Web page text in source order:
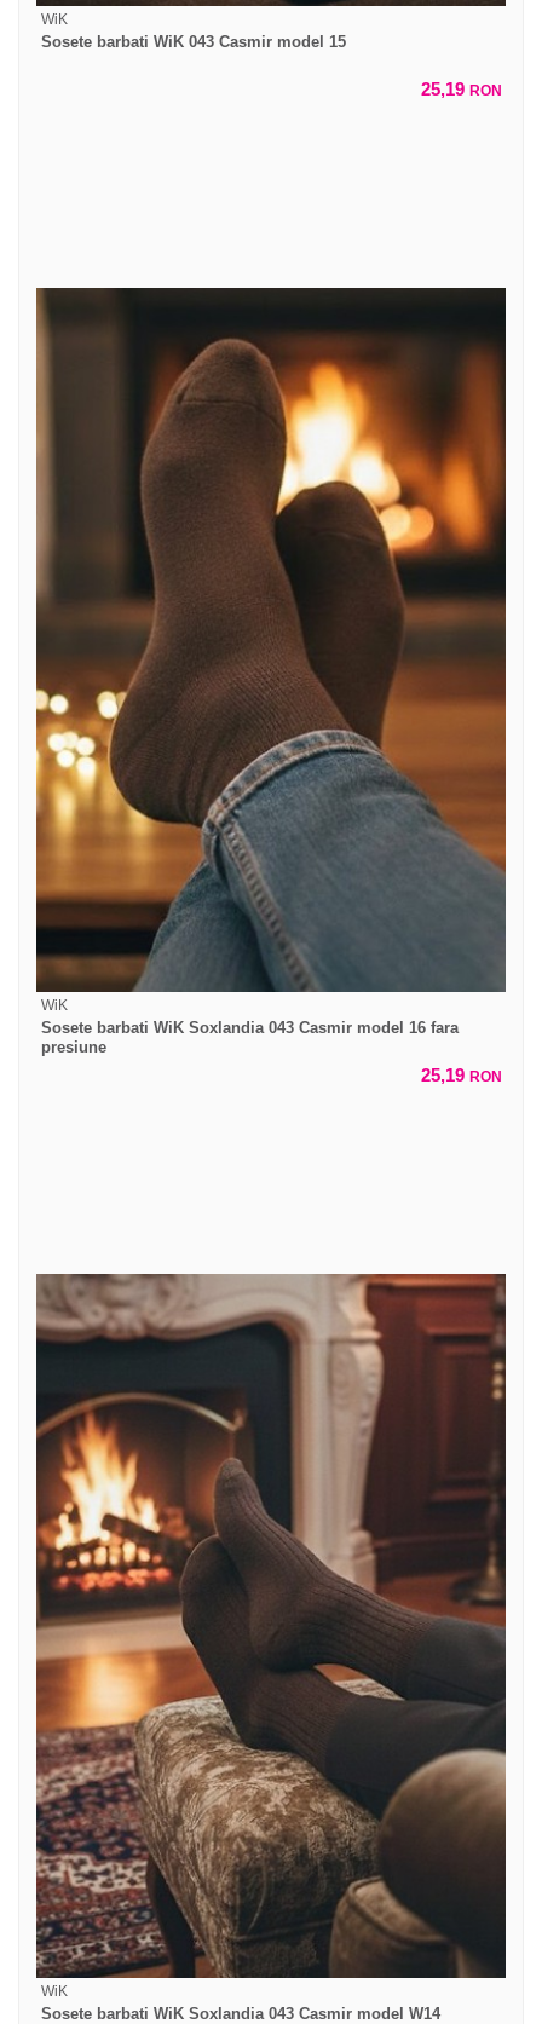
WiK
Sosete barbati WiK 043 Casmir model 15
25,19 RON
WiK
Sosete barbati WiK Soxlandia 043 Casmir model 16 fara
presiune
25,19 RON
WiK
Sosete barbati WiK Soxlandia 043 Casmir model W14